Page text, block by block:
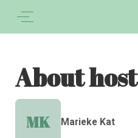
About host
MK Marieke Kat